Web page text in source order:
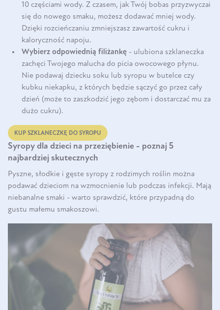
10 częściami wody. Z czasem, jak Twój bobas przyzwyczai
się do nowego smaku, możesz dodawać mniej wody.
Dzięki rozcieńczaniu zmniejszasz zawartość cukru i
kaloryczność napoju.
Wybierz odpowiednią filiżankę - ulubiona szklaneczka
zachęci Twojego malucha do picia owocowego płynu.
Nie podawaj dziecku soku lub syropu w butelce czy
kubku niekapku, z których będzie sączyć go przez cały
dzień (może to zaszkodzić jego zębom i dostarczać mu za
dużo cukru).
KUP SZKLANECZKĘ DO SYROPU
Syropy dla dzieci na przeziębienie - poznaj 5
najbardziej skutecznych
Pyszne, słodkie i gęste syropy z rodzimych roślin można
podawać dzieciom na wzmocnienie lub podczas infekcji. Mają
niebanalne smaki - warto sprawdzić, które przypadną do
gustu małemu smakoszowi.